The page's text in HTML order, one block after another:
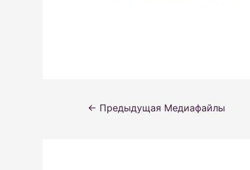
Навигация
← Предыдущая Медиафайлы